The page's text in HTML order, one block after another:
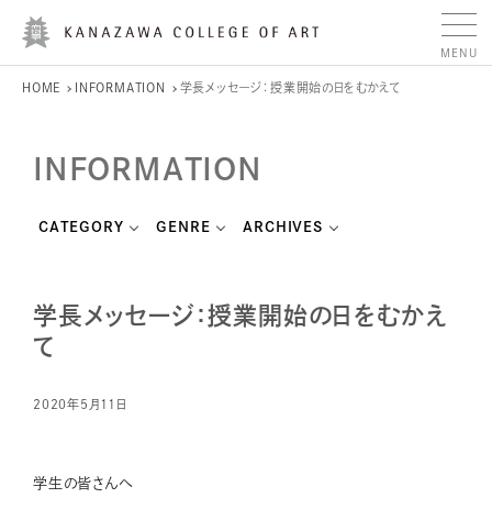
HOME INFORMATION 学長メッセージ：授業開始の日をむかえて
INFORMATION
CATEGORY GENRE ARCHIVES
学長メッセージ：授業開始の日をむかえ
て
2020年5月11日
学生の皆さんへ